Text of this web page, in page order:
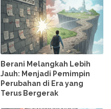
Berani Melangkah Lebih
Jauh: Menjadi Pemimpin
Perubahan di Era yang
Terus Bergerak